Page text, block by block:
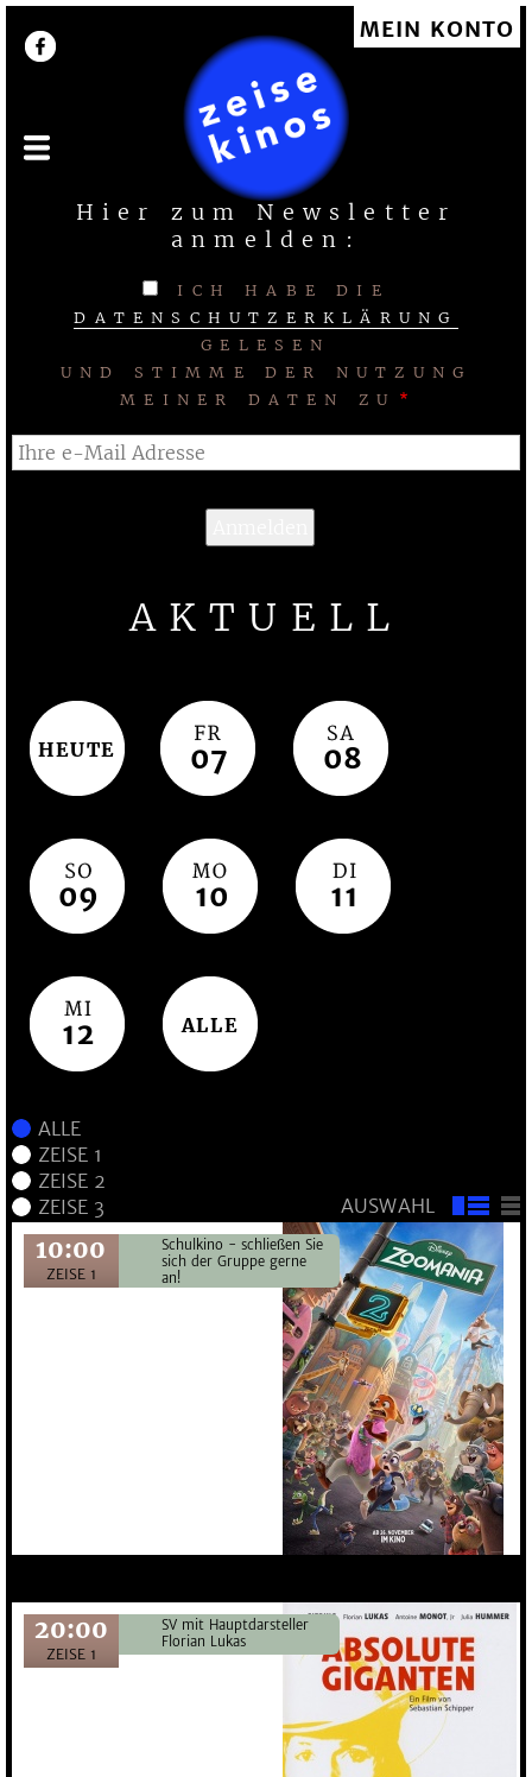
zum
Inhalt
User account menu MEIN KONTO
Hier zum Newsletter
anmelden:
ICH HABE DIE
DATENSCHUTZERKLÄRUNG
GELESEN
UND STIMME DER NUTZUNG
MEINER DATEN ZU
AKTUELL
HEUTE 07 08
09 10 11
12 ALLE
AUSWAHL
10:00
ZEISE 1
Schulkino - schließen Sie
sich der Gruppe gerne
an!
20:00
ZEISE 1
SV mit Hauptdarsteller
Florian Lukas